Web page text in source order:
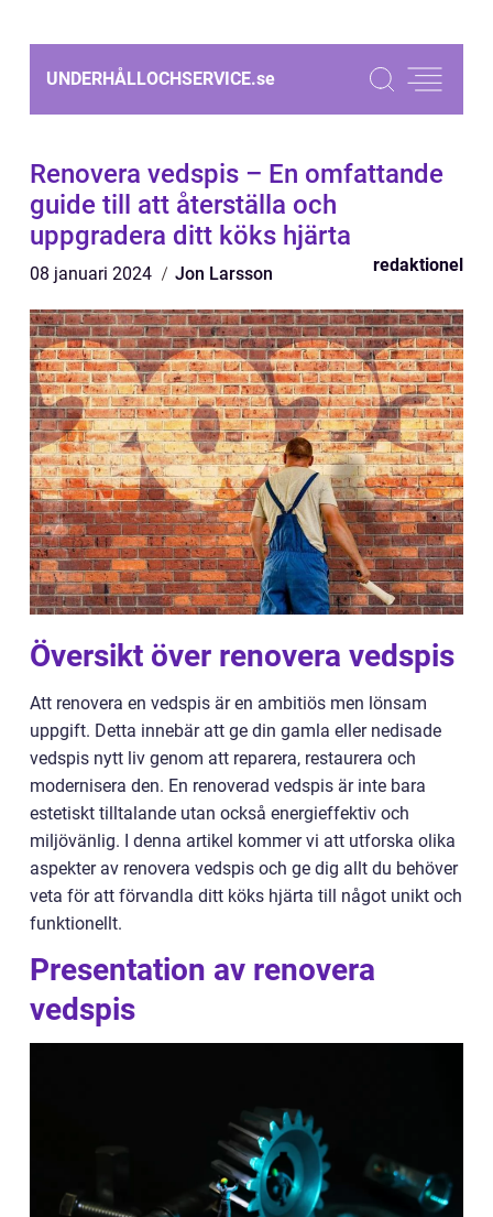
UNDERHÅLLOCHSERVICE.se
Renovera vedspis – En omfattande
guide till att återställa och
uppgradera ditt köks hjärta
08 januari 2024 Jon Larsson redaktionel
Översikt över renovera vedspis
Att renovera en vedspis är en ambitiös men lönsam
uppgift. Detta innebär att ge din gamla eller nedisade
vedspis nytt liv genom att reparera, restaurera och
modernisera den. En renoverad vedspis är inte bara
estetiskt tilltalande utan också energieffektiv och
miljövänlig. I denna artikel kommer vi att utforska olika
aspekter av renovera vedspis och ge dig allt du behöver
veta för att förvandla ditt köks hjärta till något unikt och
funktionellt.
Presentation av renovera
vedspis